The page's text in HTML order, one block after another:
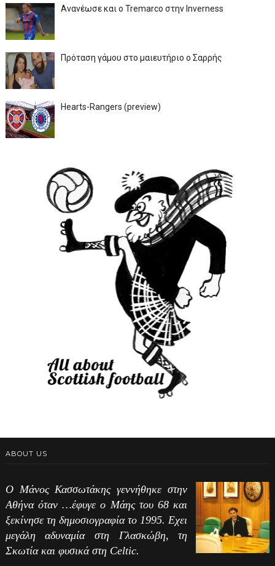
Ανανέωσε και ο Tremarco στην Inverness
Πρόταση γάμου στο μαιευτήριο ο Σαρρής
Hearts-Rangers (preview)
ABOUT US
Ο Μάνος Κασσωτάκης γεννήθηκε στην
Αθήνα όταν …έφυγε ο Μάης του 68 και
ξεκίνησε τη δημοσιογραφία το 1995. Εχει
μεγάλη αδυναμία στη Γλασκώβη, τη
Σκωτία και φυσικά στη Celtic.